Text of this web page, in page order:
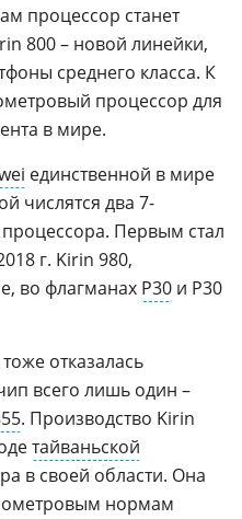
процессор станет
800 – новой линейки,
среднего класса. К
процессор для
в мире.
единственной в мире
числятся два 7-
Первым стал
г. Kirin 980,
во флагманах P30 и P30
отказалась
всего лишь один –
. Производство Kirin
тайваньской
в своей области. Она
нормам